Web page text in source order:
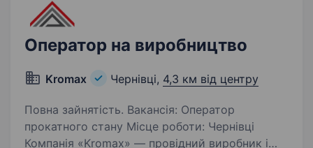
Оператор на виробництво
Kromax Чернівці, 4,3 км від центру
Повна зайнятість. Вакансія: Оператор
прокатного стану Місце роботи: Чернівці
Компанія «Kromax» — провідний виробник і